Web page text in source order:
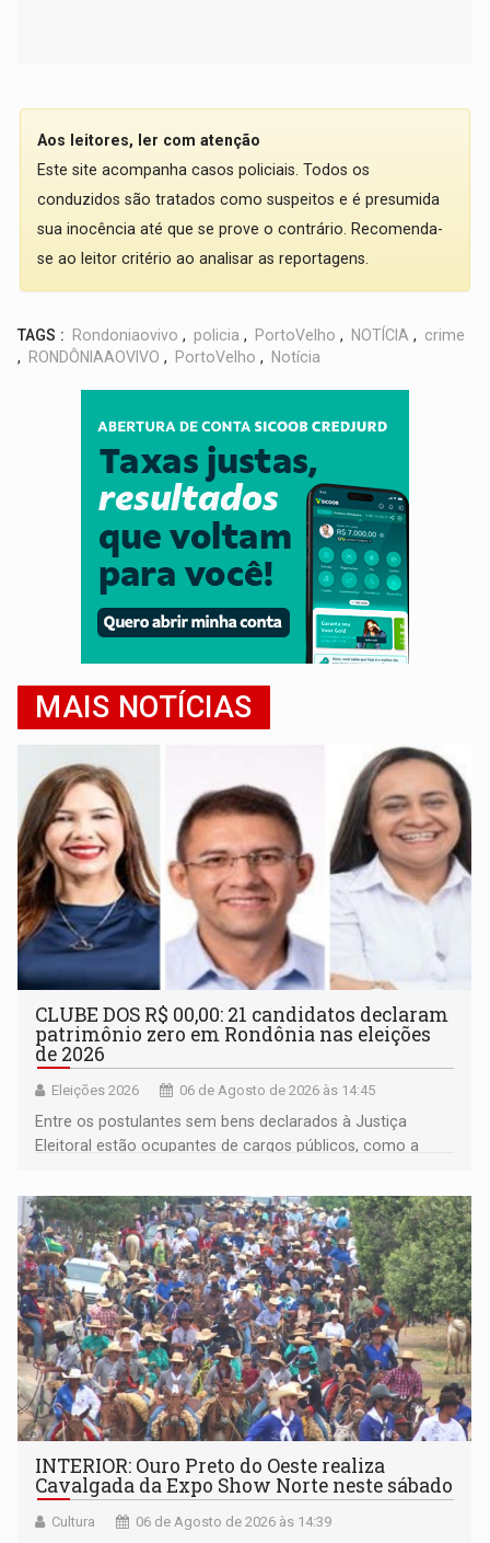
Aos leitores, ler com atenção
Este site acompanha casos policiais. Todos os
conduzidos são tratados como suspeitos e é presumida
sua inocência até que se prove o contrário. Recomenda-
se ao leitor critério ao analisar as reportagens.
TAGS : Rondoniaovivo , policia , PortoVelho , NOTÍCIA , crime
,
RONDÔNIAAOVIVO , PortoVelho , Notícia
MAIS NOTÍCIAS
CLUBE DOS R$ 00,00: 21 candidatos declaram
patrimônio zero em Rondônia nas eleições
de 2026
Eleições 2026 06 de Agosto de 2026 às 14:45
Entre os postulantes sem bens declarados à Justiça
Eleitoral estão ocupantes de cargos públicos, como a
Pedro Geovar (PP) e a vice-prefeita Magna dos Anjos
(NOVO)
INTERIOR: Ouro Preto do Oeste realiza
Cavalgada da Expo Show Norte neste sábado
Cultura 06 de Agosto de 2026 às 14:39